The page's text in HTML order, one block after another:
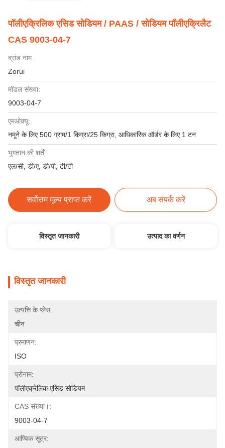
पॉलीएक्रिलिक एसिड सोडियम / PAAS / सोडियम पॉलीएक्रिलैट
CAS 9003-04-7
ब्रांड नाम:
Zorui
मॉडल संख्या:
9003-04-7
एमओक्यू:
नमूने के लिए 500 ग्राम/1 किग्रा/25 किग्रा, आधिकारिक ऑर्डर के लिए 1 टन
भुगतान की शर्तें:
एल/सी, डी/ए, डी/पी, टी/टी
सर्वोत्तम मूल्य प्राप्त करें अब संपर्क करें
विस्तृत जानकारी उत्पाद का वर्णन
विस्तृत जानकारी
उत्पत्ति के प्लेस:
चीन
प्रमाणन:
ISO
प्रोनाम:
पॉलीएक्रेलिक एसिड सोडियम
CAS संख्या।:
9003-04-7
आण्विक सूत्र: